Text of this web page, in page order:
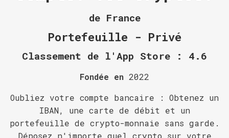
de France
Portefeuille - Privé
Classement de l'App Store : 4.6
Fondée en 2022
Oubliez votre compte bancaire : Obtenez un
IBAN, une carte de débit et un
portefeuille de crypto-monnaie sans garde.